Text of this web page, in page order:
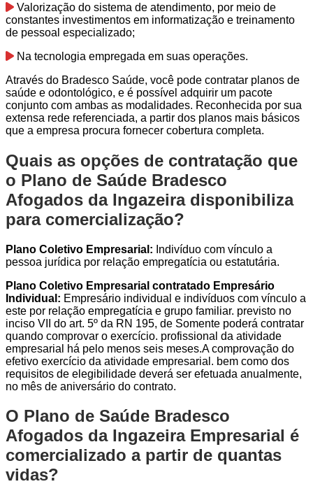
Valorização do sistema de atendimento, por meio de
constantes investimentos em informatização e treinamento
de pessoal especializado;
Na tecnologia empregada em suas operações.
Através do Bradesco Saúde, você pode contratar planos de
saúde e odontológico, e é possível adquirir um pacote
conjunto com ambas as modalidades. Reconhecida por sua
extensa rede referenciada, a partir dos planos mais básicos
que a empresa procura fornecer cobertura completa.
Quais as opções de contratação que
o Plano de Saúde Bradesco
Afogados da Ingazeira disponibiliza
para comercialização?
Plano Coletivo Empresarial: Indivíduo com vínculo a
pessoa jurídica por relação empregatícia ou estatutária.
Plano Coletivo Empresarial contratado Empresário
Individual: Empresário individual e indivíduos com vínculo a
este por relação empregatícia e grupo familiar. previsto no
inciso VII do art. 5º da RN 195, de Somente poderá contratar
quando comprovar o exercício. profissional da atividade
empresarial há pelo menos seis meses.A comprovação do
efetivo exercício da atividade empresarial. bem como dos
requisitos de elegibilidade deverá ser efetuada anualmente,
no mês de aniversário do contrato.
O Plano de Saúde Bradesco
Afogados da Ingazeira Empresarial é
comercializado a partir de quantas
vidas?